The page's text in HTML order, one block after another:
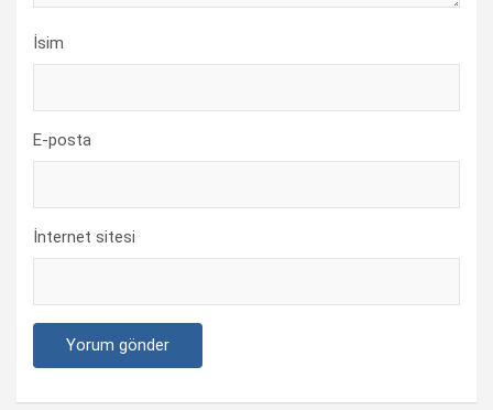
İsim
E-posta
İnternet sitesi